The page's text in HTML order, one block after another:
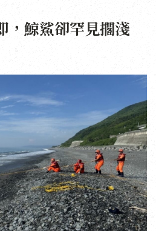
，鯨鯊卻罕見擱淺